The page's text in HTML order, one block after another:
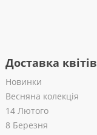
Доставка квітів
Новинки
Весняна колекція
14 Лютого
8 Березня